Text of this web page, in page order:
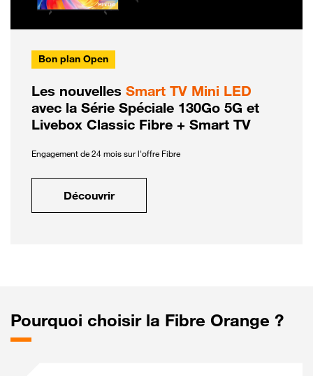
Bon plan Open
Les nouvelles Smart TV Mini LED
avec la Série Spéciale 130Go 5G et
Livebox Classic Fibre + Smart TV
Engagement de 24 mois sur l'offre Fibre
Découvrir
Pourquoi choisir la Fibre Orange ?